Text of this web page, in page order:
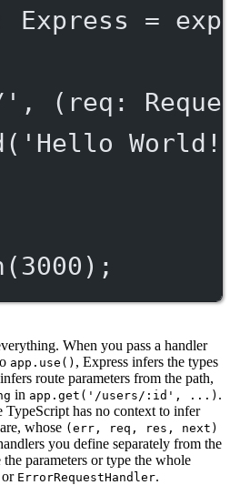
Express =
, ( req :
( 'Hello
(3000 );
When you pass a handler
app.use() , Express infers the types
route parameters from the path,
in app.get('/users/:id', ...) .
has no context to infer
whose (err, req, res, next)
you define separately from the
the parameters or type the whole
or ErrorRequestHandler.